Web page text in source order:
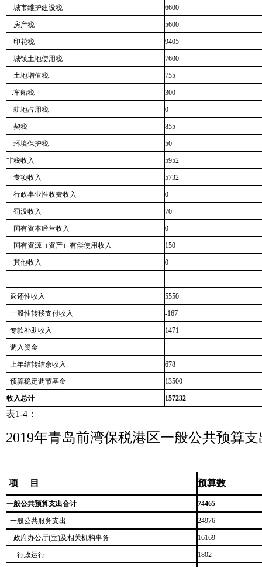
城市维护建设税 6600
房产税 5600
印花税 9405
城镇土地使用税 7600
土地增值税 755
.车船税 300
耕地占用税 0
契税 855
环境保护税 50
非税收入 5952
专项收入 5732
行政事业性收费收入 0
罚没收入 70
国有资本经营收入 0
国有资源（资产）有偿使用收入 150
其他收入 0
返还性收入 5550
一般性转移支付收入 -167
专款补助收入 1471
调入资金
上年结转结余收入 678
预算稳定调节基金 13500
收入总计 157232
表1-4：
2019年青岛前湾保税港区一般公共预算
项 目 预算数
一般公共预算支出合计 74465
一般公共服务支出 24976
政府办公厅(室)及相关机构事务 16169
行政运行 1802